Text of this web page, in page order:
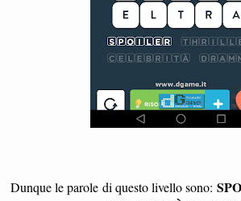
Dunque le parole di questo livello sono: